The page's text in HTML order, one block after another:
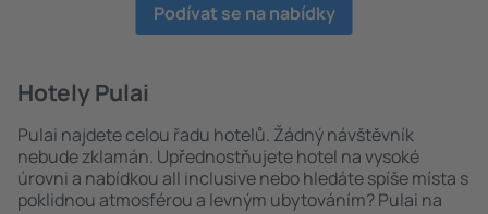
Podívat se na nabídky
Hotely Pulai
Pulai najdete celou řadu hotelů. Žádný návštěvník
nebude zklamán. Upřednostňujete hotel na vysoké
úrovni a nabídkou all inclusive nebo hledáte spíše místa s
poklidnou atmosférou a levným ubytováním? Pulai na